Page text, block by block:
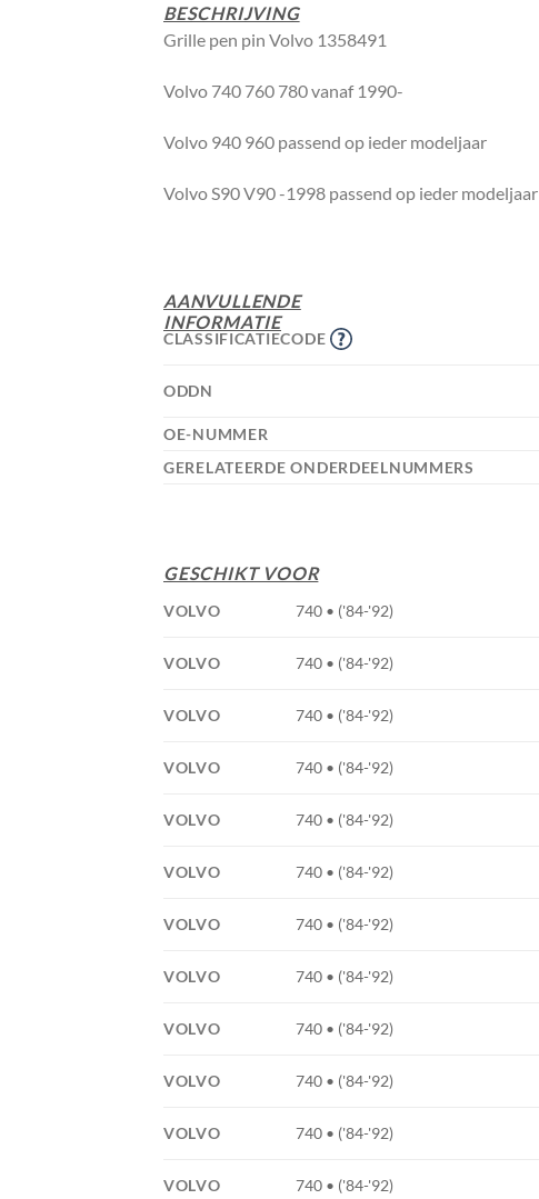
BESCHRIJVING
Grille pen pin Volvo 1358491
Volvo 740 760 780 vanaf 1990-
Volvo 940 960 passend op ieder modeljaar
Volvo S90 V90 -1998 passend op ieder modeljaar
AANVULLENDE
INFORMATIE
CLASSIFICATIECODE
ODDN
OE-NUMMER
GERELATEERDE ONDERDEELNUMMERS
GESCHIKT VOOR
VOLVO 740 • ('84-'92)
VOLVO 740 • ('84-'92)
VOLVO 740 • ('84-'92)
VOLVO 740 • ('84-'92)
VOLVO 740 • ('84-'92)
VOLVO 740 • ('84-'92)
VOLVO 740 • ('84-'92)
VOLVO 740 • ('84-'92)
VOLVO 740 • ('84-'92)
VOLVO 740 • ('84-'92)
VOLVO 740 • ('84-'92)
VOLVO 740 • ('84-'92)